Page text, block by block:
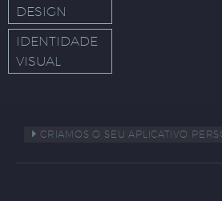
DESIGN
IDENTIDADE
VISUAL
CRIAMOS O SEU APLICATIVO